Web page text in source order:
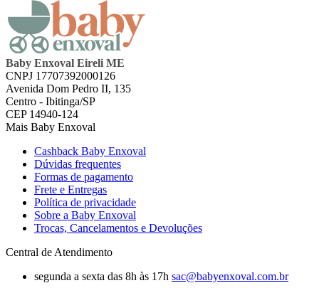
Baby Enxoval Eireli ME
CNPJ 17707392000126
Avenida Dom Pedro II, 135
Centro - Ibitinga/SP
CEP 14940-124
Mais Baby Enxoval
Cashback Baby Enxoval
Dúvidas frequentes
Formas de pagamento
Frete e Entregas
Política de privacidade
Sobre a Baby Enxoval
Trocas, Cancelamentos e Devoluções
Central de Atendimento
segunda a sexta das 8h às 17h sac@babyenxoval.com.br